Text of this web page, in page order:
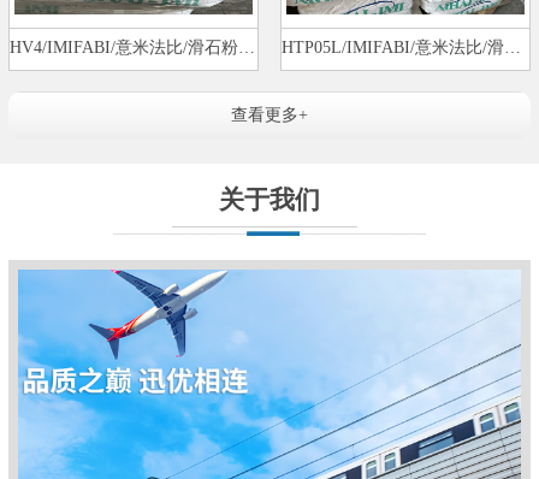
HV4/IMIFABI/意米法比/滑石粉/HV… HTP05L/IMIFABI/意米法比/滑石粉…
查看更多+
关于我们